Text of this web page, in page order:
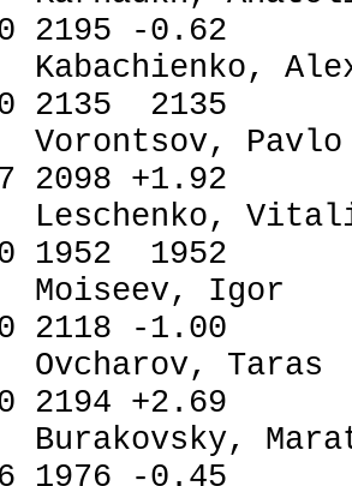
2195 -0.62
2135 2135
2098 +1.92
1952 1952
Moiseev,
2118 -1.00
2194 +2.69
1976 -0.45